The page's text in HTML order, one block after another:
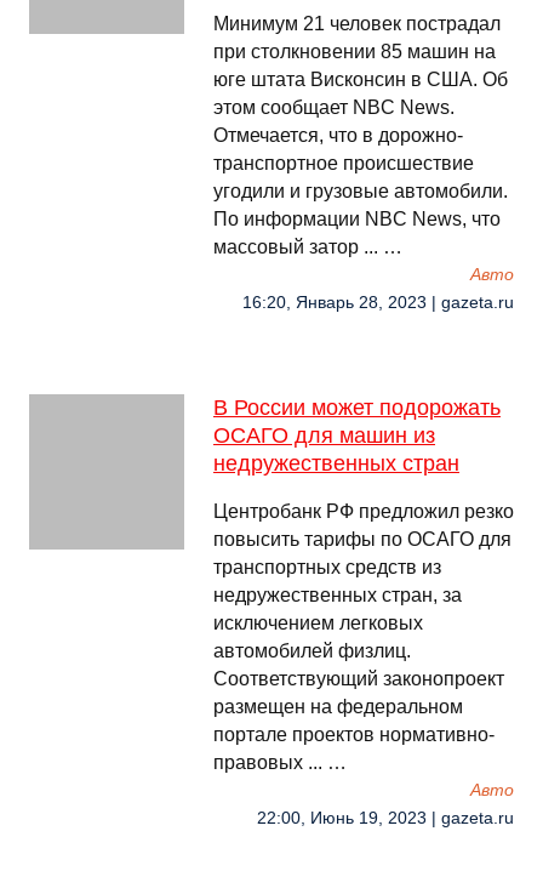
Минимум 21 человек пострадал
при столкновении 85 машин на
юге штата Висконсин в США. Об
этом сообщает NBC News.
Отмечается, что в дорожно-
транспортное происшествие
угодили и грузовые автомобили.
По информации NBC News, что
массовый затор ... …
Авто
16:20, Январь 28, 2023 | gazeta.ru
В России может подорожать
ОСАГО для машин из
недружественных стран
Центробанк РФ предложил резко
повысить тарифы по ОСАГО для
транспортных средств из
недружественных стран, за
исключением легковых
автомобилей физлиц.
Соответствующий законопроект
размещен на федеральном
портале проектов нормативно-
правовых ... …
Авто
22:00, Июнь 19, 2023 | gazeta.ru